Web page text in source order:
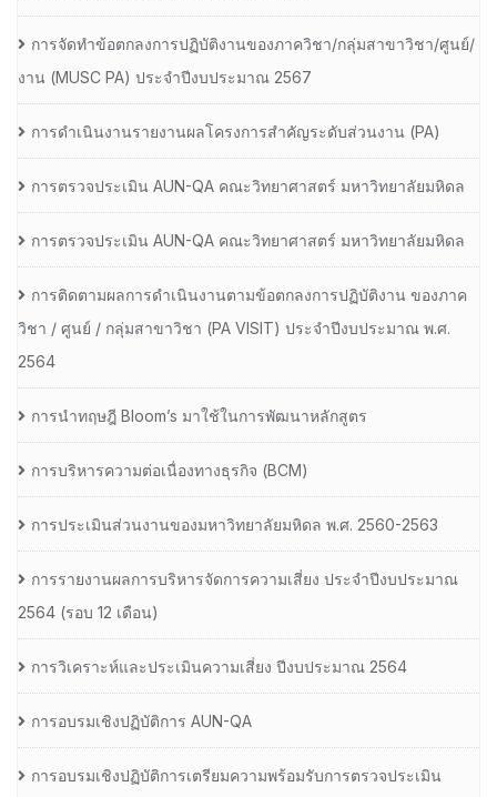
การจัดทำข้อตกลงการปฏิบัติงานของภาควิชา/กลุ่มสาขาวิชา/ศูนย์/
งาน (MUSC PA) ประจำปีงบประมาณ 2567
การดำเนินงานรายงานผลโครงการสำคัญระดับส่วนงาน (PA)
การตรวจประเมิน AUN-QA คณะวิทยาศาสตร์ มหาวิทยาลัยมหิดล
การตรวจประเมิน AUN-QA คณะวิทยาศาสตร์ มหาวิทยาลัยมหิดล
การติดตามผลการดำเนินงานตามข้อตกลงการปฏิบัติงาน ของภาค
วิชา / ศูนย์ / กลุ่มสาขาวิชา (PA VISIT) ประจำปีงบประมาณ พ.ศ.​
2564
การนำทฤษฎี Bloom’s มาใช้ในการพัฒนาหลักสูตร
การบริหารความต่อเนื่องทางธุรกิจ (BCM)
การประเมินส่วนงานของมหาวิทยาลัยมหิดล พ.ศ. 2560-2563
การรายงานผลการบริหารจัดการความเสี่ยง ประจำปีงบประมาณ
2564 (รอบ 12 เดือน)
การวิเคราะห์และประเมินความเสี่ยง ปีงบประมาณ 2564
การอบรมเชิงปฏิบัติการ AUN-QA
การอบรมเชิงปฏิบัติการเตรียมความพร้อมรับการตรวจประเมิน